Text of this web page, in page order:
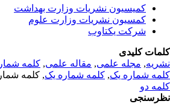
کمیسیون نشریات وزارت بهداشت
کمسیون نشریات وزارت علوم
شرکت یکتاوب
کلیدی
,مجله علمی, مقاله علمی, کلمه
شماره یک,کلمه شماره یک, کلمه
دو